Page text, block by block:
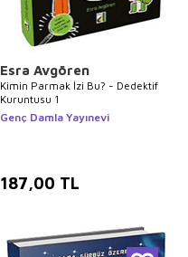
Esra Avgören
Kimin Parmak İzi Bu? - Dedektif
Kuruntusu 1
Genç Damla Yayınevi
187,00 TL